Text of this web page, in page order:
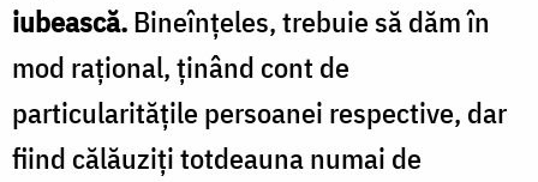
iubească.Bineînţeles, trebuie să dăm în
mod raţional, ţinând cont de
particularităţile persoanei respective, dar
fiind călăuziţi totdeauna numai de